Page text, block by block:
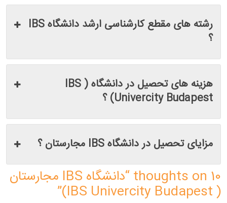
رشته های مقطع کارشناسی ارشد دانشگاه IBS
؟
هزینه های تحصیل در دانشگاه ( IBS
Univercity Budapest) ؟
مزایای تحصیل در دانشگاه IBS مجارستان ؟
10 thoughts on “ دانشگاه IBS مجارستان
( IBS Univercity Budapest)
”